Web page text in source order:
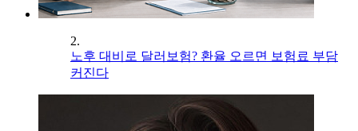
2.
노후 대비로 달러보험? 환율 오르면 보험료 부담
커진다